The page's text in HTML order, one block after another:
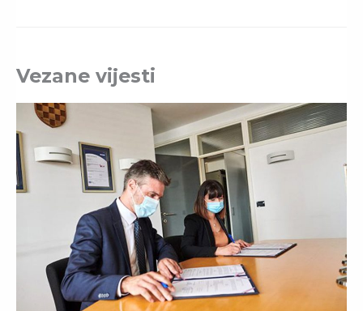
Vezane vijesti